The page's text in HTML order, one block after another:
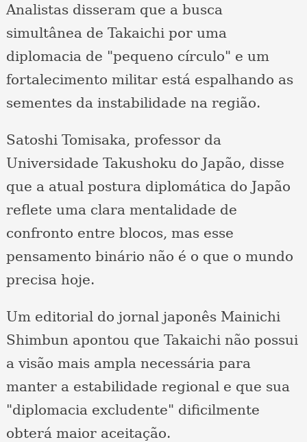
Analistas disseram que a busca
simultânea de Takaichi por uma
diplomacia de "pequeno círculo" e um
fortalecimento militar está espalhando as
sementes da instabilidade na região.
Satoshi Tomisaka, professor da
Universidade Takushoku do Japão, disse
que a atual postura diplomática do Japão
reflete uma clara mentalidade de
confronto entre blocos, mas esse
pensamento binário não é o que o mundo
precisa hoje.
Um editorial do jornal japonês Mainichi
Shimbun apontou que Takaichi não possui
a visão mais ampla necessária para
manter a estabilidade regional e que sua
"diplomacia excludente" dificilmente
obterá maior aceitação.